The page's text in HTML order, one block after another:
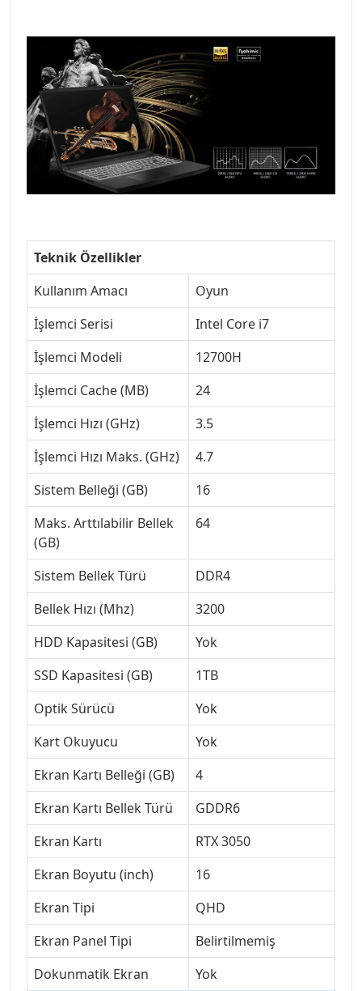
Teknik Özellikler
Kullanım Amacı
Oyun
İşlemci Serisi
Intel Core i7
İşlemci Modeli
12700H
İşlemci Cache (MB)
24
İşlemci Hızı (GHz)
3.5
İşlemci Hızı Maks. (GHz)
4.7
Sistem Belleği (GB)
16
Maks. Arttılabilir Bellek
(GB)
64
Sistem Bellek Türü
DDR4
Bellek Hızı (Mhz)
3200
HDD Kapasitesi (GB)
Yok
SSD Kapasitesi (GB)
1TB
Optik Sürücü
Yok
Kart Okuyucu
Yok
Ekran Kartı Belleği (GB)
4
Ekran Kartı Bellek Türü
GDDR6
Ekran Kartı
RTX 3050
Ekran Boyutu (inch)
16
Ekran Tipi
QHD
Ekran Panel Tipi
Belirtilmemiş
Dokunmatik Ekran
Yok